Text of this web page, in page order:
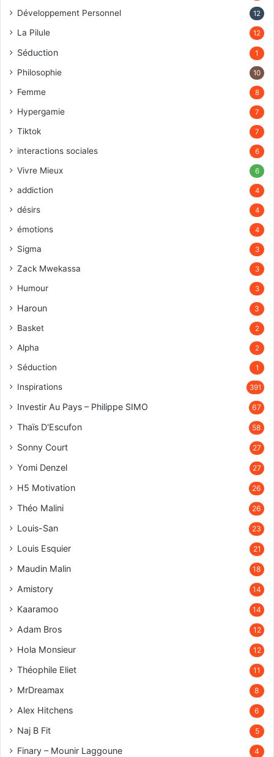
Développement Personnel 12
La Pilule 12
Séduction 1
Philosophie 10
Femme 8
Hypergamie 7
Tiktok 7
interactions sociales 6
Vivre Mieux 6
addiction 4
désirs 4
émotions 4
Sigma 3
Zack Mwekassa 3
Humour 3
Haroun 3
Basket 2
Alpha 2
Séduction 1
Inspirations 391
Investir Au Pays – Philippe SIMO 67
Thaïs D'Escufon 58
Sonny Court 27
Yomi Denzel 27
H5 Motivation 26
Théo Malini 26
Louis-San 23
Louis Esquier 21
Maudin Malin 18
Amistory 14
Kaaramoo 14
Adam Bros 12
Hola Monsieur 12
Théophile Eliet 11
MrDreamax 8
Alex Hitchens 6
Naj B Fit 5
Finary – Mounir Laggoune 4